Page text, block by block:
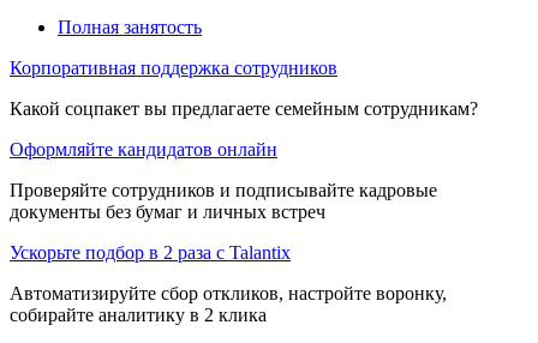
Полная занятость
Корпоративная поддержка сотрудников
Какой соцпакет вы предлагаете семейным сотрудникам?
Оформляйте кандидатов онлайн
Проверяйте сотрудников и подписывайте кадровые
документы без бумаг и личных встреч
Ускорьте подбор в 2 раза с Talantix
Автоматизируйте сбор откликов, настройте воронку,
собирайте аналитику в 2 клика